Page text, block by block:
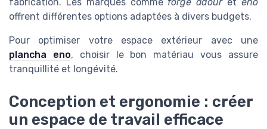
fabrication. Les marques comme forge adoureteno
offrent différentes options adaptées à divers budgets.
Pour optimiser votre espace extérieur avec une
plancha eno, choisir le bon matériau vous assure
tranquillité et longévité.
Conception et ergonomie : créer
un espace de travail efficace